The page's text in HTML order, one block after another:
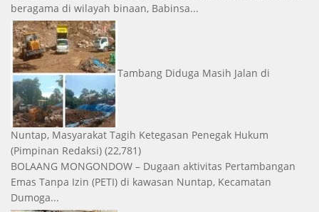
beragama di wilayah binaan, Babinsa...
Tambang Diduga Masih Jalan di
Nuntap, Masyarakat Tagih Ketegasan Penegak Hukum
(Pimpinan Redaksi) (22,781)
BOLAANG MONGONDOW – Dugaan aktivitas Pertambangan
Emas Tanpa Izin (PETI) di kawasan Nuntap, Kecamatan
Dumoga...